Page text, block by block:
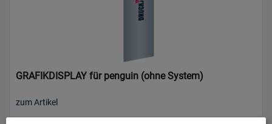
GRAFIKDISPLAY für penguin (ohne System)
zum Artikel